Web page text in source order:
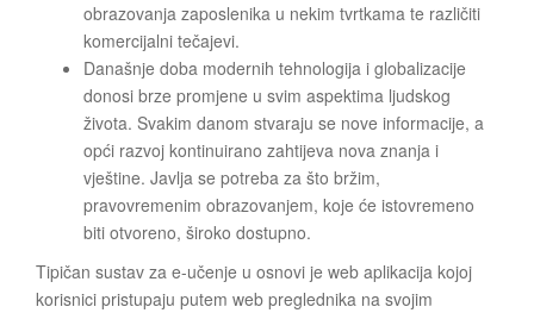
obrazovanja zaposlenika u nekim tvrtkama te različiti
komercijalni tečajevi.
Današnje doba modernih tehnologija i globalizacije
donosi brze promjene u svim aspektima ljudskog
života. Svakim danom stvaraju se nove informacije, a
opći razvoj kontinuirano zahtijeva nova znanja i
vještine. Javlja se potreba za što bržim,
pravovremenim obrazovanjem, koje će istovremeno
biti otvoreno, široko dostupno.
Tipičan sustav za e-učenje u osnovi je web aplikacija kojoj
korisnici pristupaju putem web preglednika na svojim